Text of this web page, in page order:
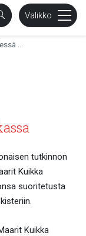
Valikko
tutkinnon
Kuikka
suoritetusta
Kuikka